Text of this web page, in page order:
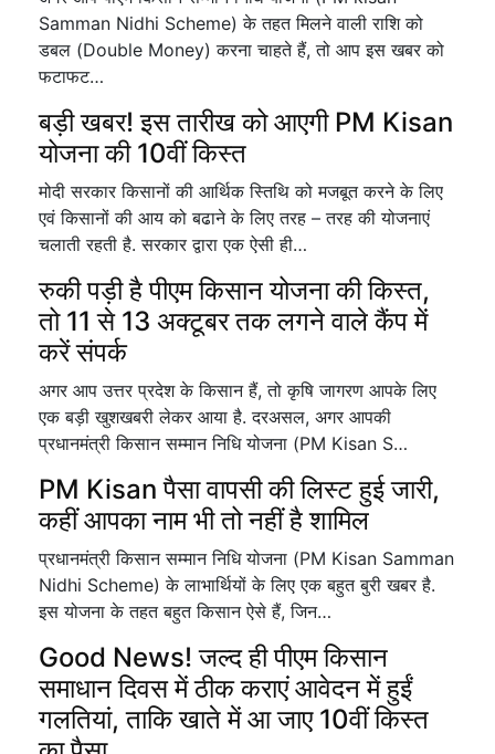
Samman Nidhi Scheme) के तहत मिलने वाली राशि को
डबल (Double Money) करना चाहते हैं, तो आप इस खबर को
फटाफट…
बड़ी खबर! इस तारीख को आएगी PM Kisan
योजना की 10वीं किस्त
मोदी सरकार किसानों की आर्थिक स्तिथि को मजबूत करने के लिए
एवं किसानों की आय को बढाने के लिए तरह – तरह की योजनाएं
चलाती रहती है. सरकार द्वारा एक ऐसी ही…
रुकी पड़ी है पीएम किसान योजना की किस्त,
तो 11 से 13 अक्टूबर तक लगने वाले कैंप में
करें संपर्क
अगर आप उत्तर प्रदेश के किसान हैं, तो कृषि जागरण आपके लिए
एक बड़ी खुशखबरी लेकर आया है. दरअसल, अगर आपकी
प्रधानमंत्री किसान सम्मान निधि योजना (PM Kisan S…
PM Kisan पैसा वापसी की लिस्ट हुई जारी,
कहीं आपका नाम भी तो नहीं है शामिल
प्रधानमंत्री किसान सम्मान निधि योजना (PM Kisan Samman
Nidhi Scheme) के लाभार्थियों के लिए एक बहुत बुरी खबर है.
इस योजना के तहत बहुत किसान ऐसे हैं, जिन…
Good News! जल्द ही पीएम किसान
समाधान दिवस में ठीक कराएं आवेदन में हुईं
गलतियां, ताकि खाते में आ जाए 10वीं किस्त